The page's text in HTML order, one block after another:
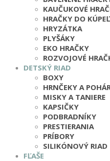
KAUČUKOVÉ
HRAČKY DO
HRYZÁTKA
PLYŠÁKY
EKO HRAČKY
ROZVOJOVÉ
DETSKÝ RIAD
BOXY
HRNČEKY A
MISKY A TANIERE
KAPSIČKY
PODBRADNÍKY
PRESTIERANIA
PRÍBORY
SILIKÓNOVÝ RIAD
FĽAŠE